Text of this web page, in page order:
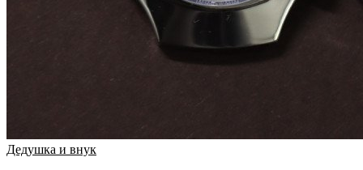
Дедушка и внук